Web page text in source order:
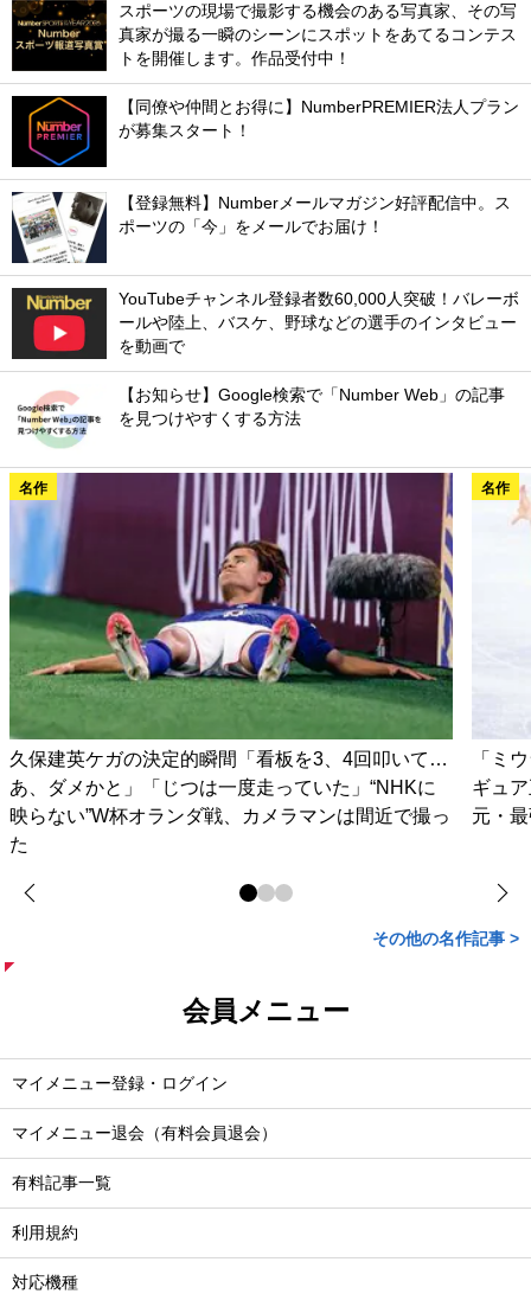
スポーツの現場で撮影する機会のある写真家、その写
真家が撮る一瞬のシーンにスポットをあてるコンテス
トを開催します。作品受付中！
【同僚や仲間とお得に】NumberPREMIER法人プラン
が募集スタート！
【登録無料】Numberメールマガジン好評配信中。ス
ポーツの「今」をメールでお届け！
YouTubeチャンネル登録者数60,000人突破！バレーボ
ールや陸上、バスケ、野球などの選手のインタビュー
を動画で
【お知らせ】Google検索で「Number Web」の記事
を見つけやすくする方法
名作
久保建英ケガの決定的瞬間「看板を3、4回叩いて…
あ、ダメかと」「じつは一度走っていた」“NHKに
映らない”W杯オランダ戦、カメラマンは間近で撮っ
た
名作
「ミ
ギュ
元・
その他の名作記事 >
会員メニュー
マイメニュー登録・ログイン
マイメニュー退会（有料会員退会）
有料記事一覧
利用規約
対応機種